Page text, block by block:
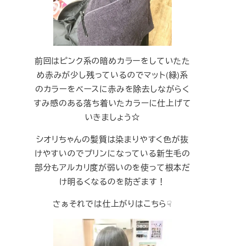
前回はピンク系の暗めカラーをしていたた
め赤みが少し残っているのでマット(緑)系
のカラーをベースに赤みを除去しながらく
すみ感のある落ち着いたカラーに仕上げて
いきましょう☆
シオリちゃんの髪質は染まりやすく色が抜
けやすいのでプリンになっている新生毛の
部分もアルカリ度が弱いのを使って根本だ
け明るくなるのを防ぎます！
さぁそれでは仕上がりはこちら☟